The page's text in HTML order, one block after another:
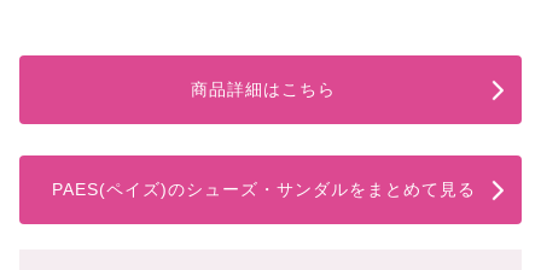
商品詳細はこちら
PAES(ペイズ)のシューズ・サンダルをまとめて見る